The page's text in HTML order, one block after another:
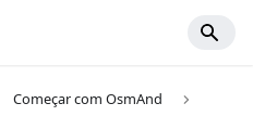
Começar com OsmAnd